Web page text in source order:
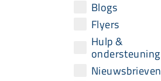
Blogs
Flyers
Hulp &
ondersteuning
Nieuwsbrieven